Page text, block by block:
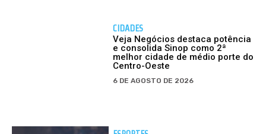
CIDADES
Veja Negócios destaca potência
e consolida Sinop como 2ª
melhor cidade de médio porte do
Centro-Oeste
6 DE AGOSTO DE 2026